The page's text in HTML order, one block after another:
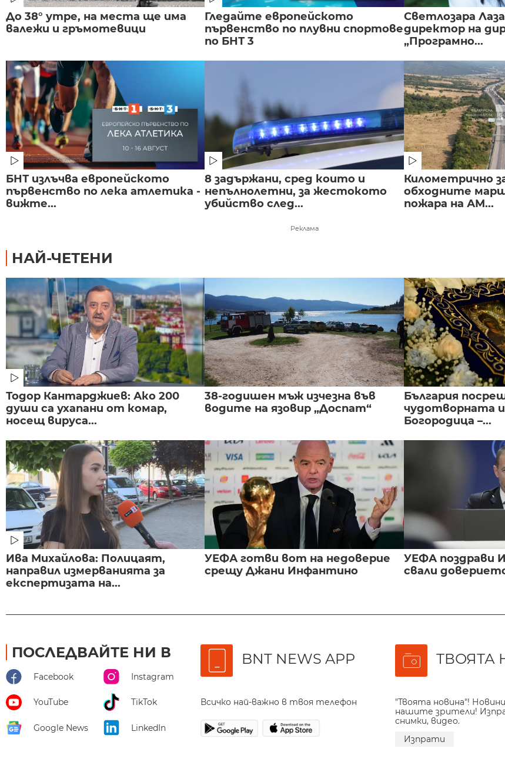
До 38° утре, на места ще има
валежи и гръмотевици
Гледайте европейското
първенство по плувни спортове
по БНТ 3
Светлозара
директор на
„Програмно...
БНТ излъчва европейското
първенство по лека атлетика -
вижте...
8 задържани, сред които и
непълнолетни, за жестокото
убийство след...
Километрично
обходните
пожара на АМ...
Реклама
НАЙ-ЧЕТЕНИ
Тодор Кантарджиев: Ако 200
души са ухапани от комар,
носещ вируса...
38-годишен мъж изчезна във
водите на язовир „Доспат“
България
чудотворната
Богородица –...
Ива Михайлова: Полицаят,
направил измерванията за
експертизата на...
УЕФА готви вот на недоверие
срещу Джани Инфантино
УЕФА поздрави
свали
ПОСЛЕДВАЙТЕ НИ В
Facebook Instagram
YouTube TikTok
Google News LinkedIn
BNT NEWS APP
Всичко най-важно в твоя телефон
ТВОЯТА
"Твоята новина"!
нашите зрители!
снимки, видео.
Изпрати